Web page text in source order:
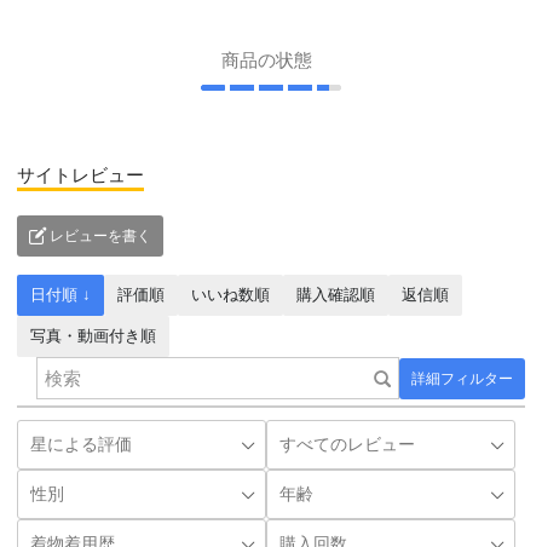
商品の状態
サイトレビュー
レビューを書く
詳細フィルター
日付順 ↓ 評価順 いいね数順 購入確認順 返信順
写真・動画付き順